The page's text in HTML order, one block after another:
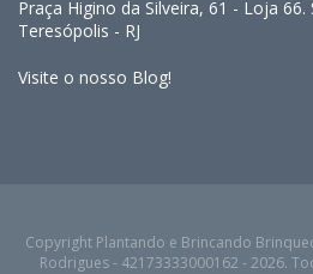
Praça Higino da Silveira, 61 - Loja
Teresópolis - RJ
Visite o nosso Blog!
Copyright Plantando e Brincando
Rodrigues - 42173333000162 - 2026.